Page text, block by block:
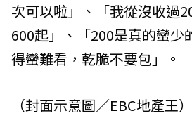
次可以啦」、「我從沒收過
600起」、「200是真的蠻少
得蠻難看，乾脆不要包」。
（封面示意圖／EBC地產王）